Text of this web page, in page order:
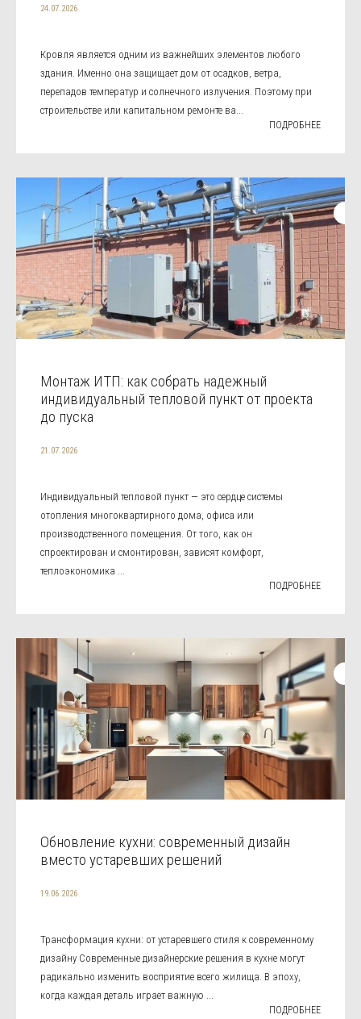
24.07.2026
Кровля является одним из важнейших элементов любого
здания. Именно она защищает дом от осадков, ветра,
перепадов температур и солнечного излучения. Поэтому при
строительстве или капитальном ремонте ва...
ПОДРОБНЕЕ
Монтаж ИТП: как собрать надежный
индивидуальный тепловой пункт от проекта
до пуска
21.07.2026
Индивидуальный тепловой пункт — это сердце системы
отопления многоквартирного дома, офиса или
производственного помещения. От того, как он
спроектирован и смонтирован, зависят комфорт,
теплоэкономика ...
ПОДРОБНЕЕ
Обновление кухни: современный дизайн
вместо устаревших решений
19.06.2026
Трансформация кухни: от устаревшего стиля к современному
дизайну Современные дизайнерские решения в кухне могут
радикально изменить восприятие всего жилища. В эпоху,
когда каждая деталь играет важную ...
ПОДРОБНЕЕ